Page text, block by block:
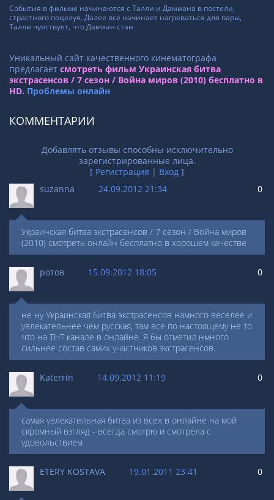
События в фильме начинаются с Талли и Дамиана в постели,
страстного поцелуя. Далее все начинает нагреваться для пары,
Талли чувствует, что Дамиан стан
Уникальный сайт качественного кинематографа
предлагает смотреть фильм Украинская битва
экстрасенсов / 7 сезон / Война миров (2010) бесплатно в
HD. Проблемы онлайн
КОММЕНТАРИИ
Добавлять отзывы способны исключительно
зарегистрированные лица.
[ Регистрация | Вход ]
0
suzanna 24.09.2012 21:34
Украинская битва экстрасенсов / 7 сезон / Война миров
(2010) смотреть онлайн бесплатно в хорошем качестве
0
ротов 15.09.2012 18:05
не ну Украинская битва экстрасенсов намного веселее и
увлекательнее чем русская, там все по настоящему не то
что на ТНТ канале в онлайне. Я бы отметил нмного
сильнее состав самих участников экстрасенсов
0
Katerrin 14.09.2012 11:19
самая увлекательная битва из всех в онлайне на мой
скромный взгляд - всегда смотрю и смотрела с
удовольствием
0
ETERY KOSTAVA 19.01.2011 23:41